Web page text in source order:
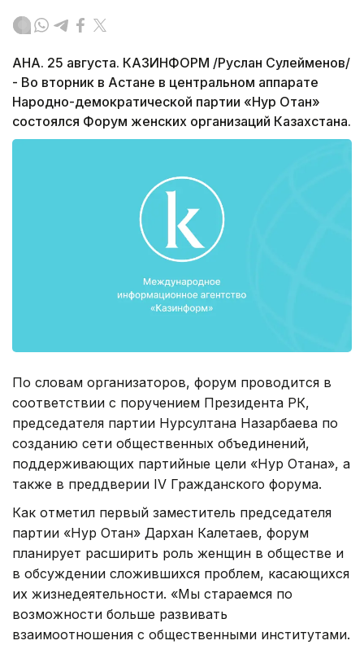
АНА. 25 августа. КАЗИНФОРМ /Руслан Сулейменов/
- Во вторник в Астане в центральном аппарате
Народно-демократической партии «Нур Отан»
состоялся Форум женских организаций Казахстана.
По словам организаторов, форум проводится в
соответствии с поручением Президента РК,
председателя партии Нурсултана Назарбаева по
созданию сети общественных объединений,
поддерживающих партийные цели «Нур Отана», а
также в преддверии IV Гражданского форума.
Как отметил первый заместитель председателя
партии «Нур Отан» Дархан Калетаев, форум
планирует расширить роль женщин в обществе и
в обсуждении сложившихся проблем, касающихся
их жизнедеятельности. «Мы стараемся по
возможности больше развивать
взаимоотношения с общественными институтами.